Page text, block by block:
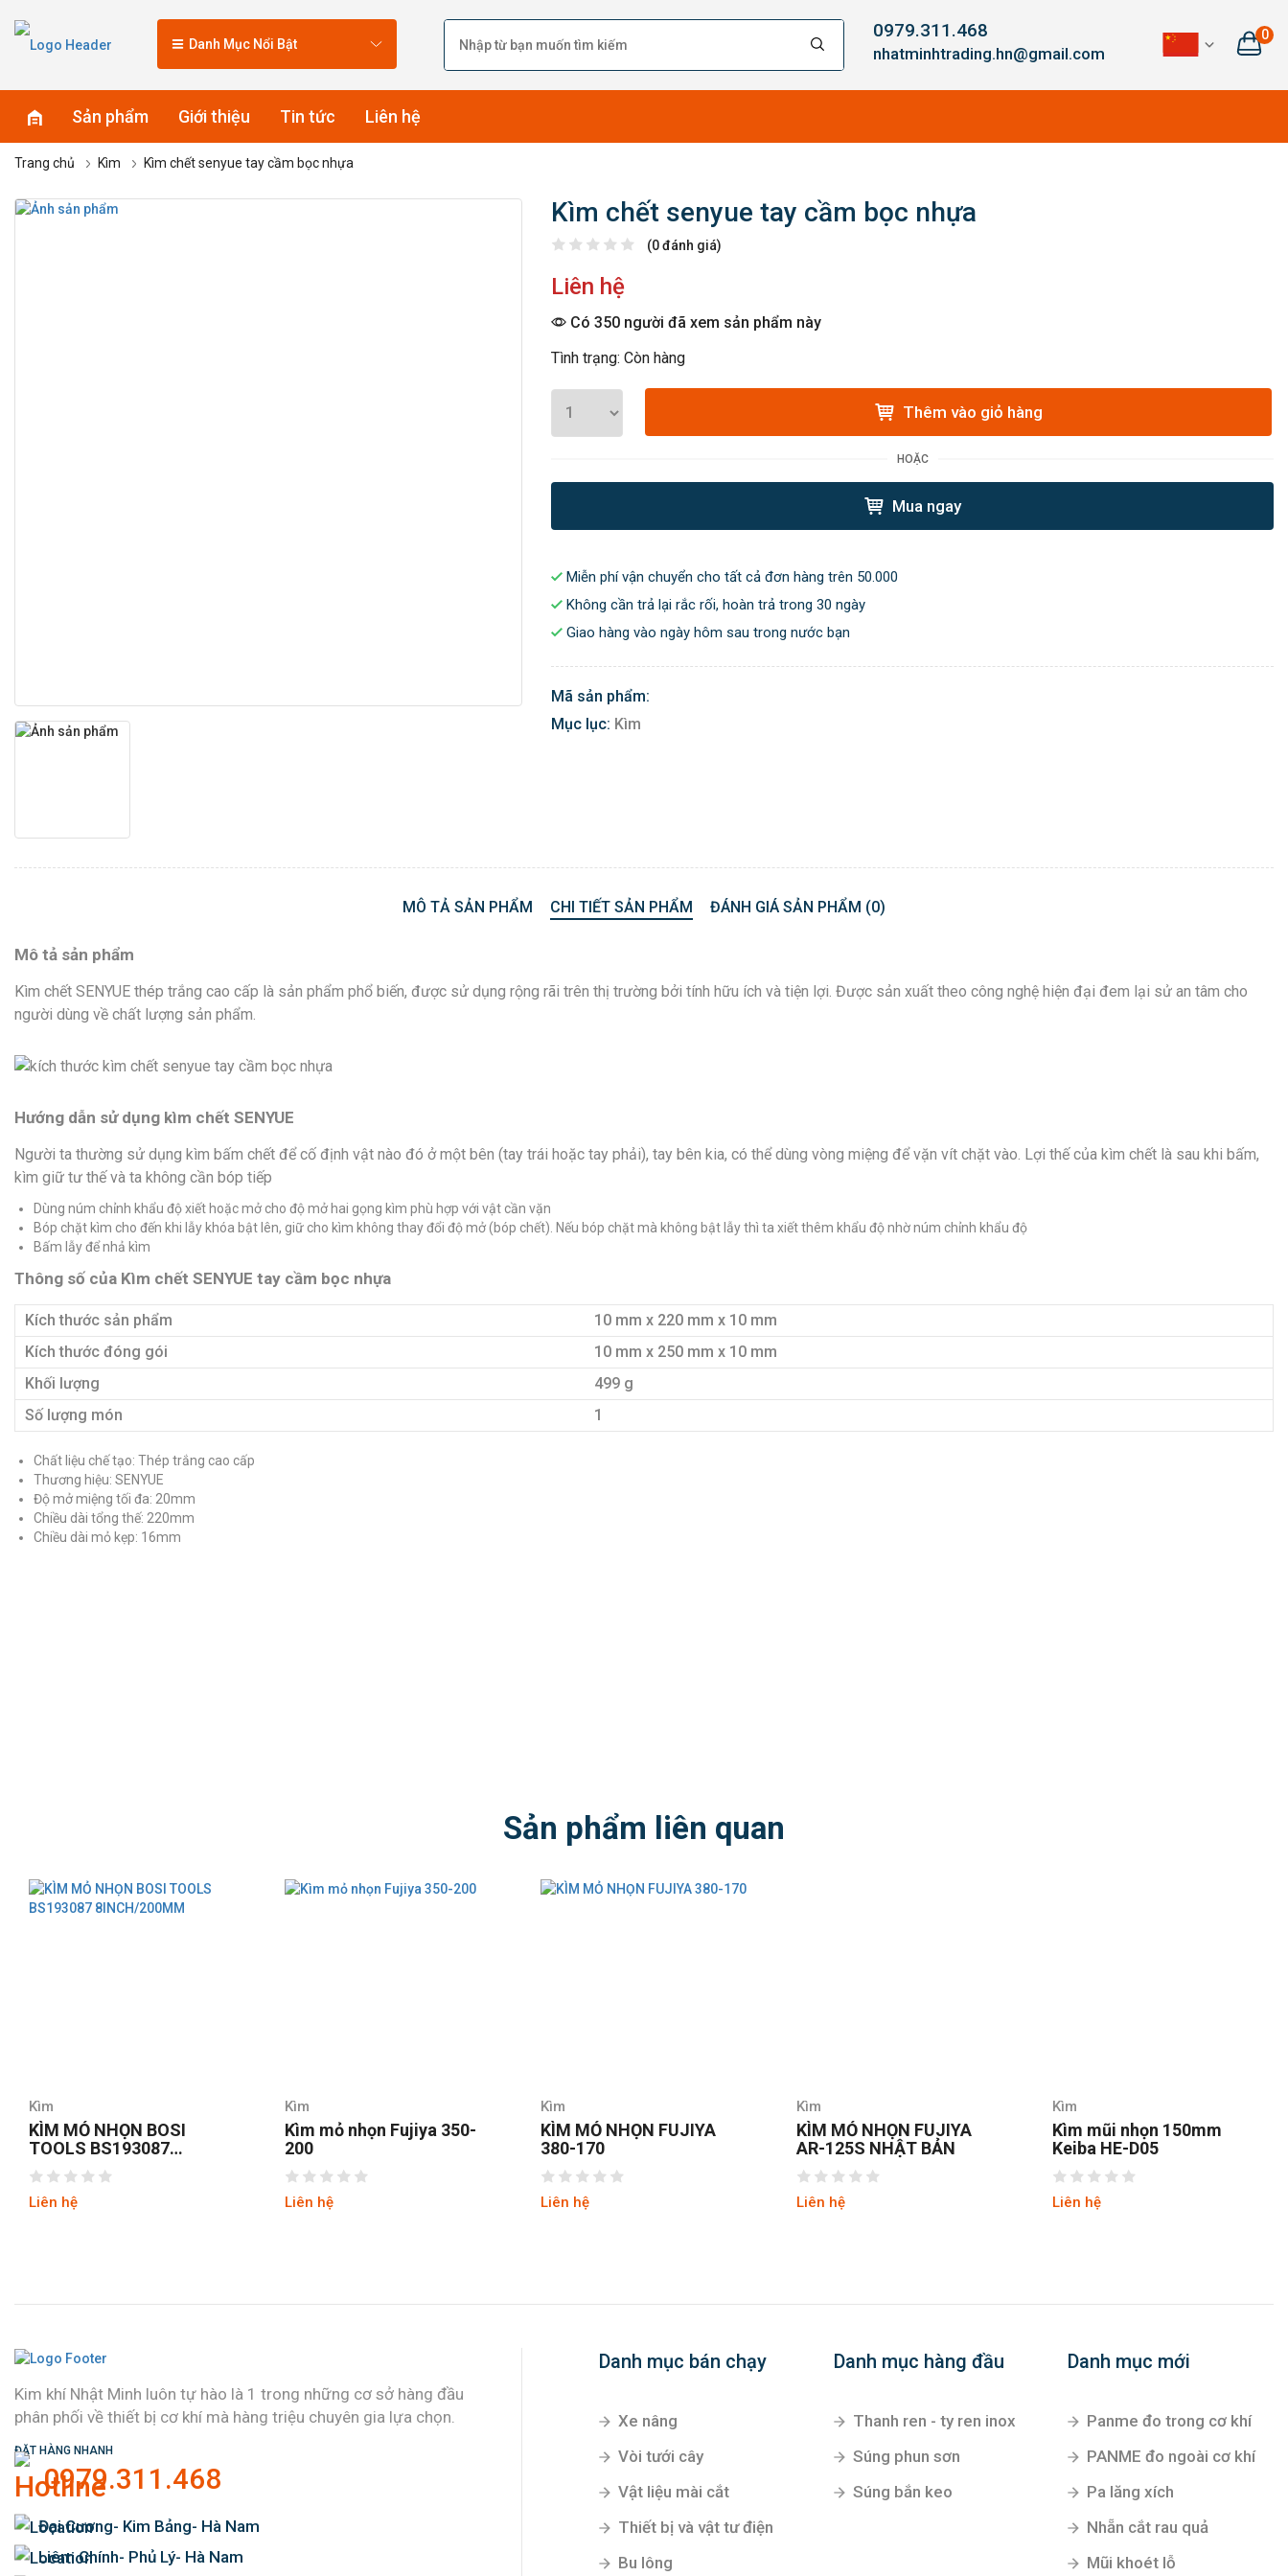
Danh Mục Nổi Bật
0979.311.468
nhatminhtrading.hn@gmail.com
0
Sản phẩm Giới thiệu Tin tức Liên hệ
Trang chủ Kìm Kìm chết senyue tay cầm bọc nhựa
Kìm chết senyue tay cầm bọc nhựa
(0 đánh giá)
Liên hệ
Có 350 người đã xem sản phẩm này
Tình trạng: Còn hàng
Thêm vào giỏ hàng
HOẶC
Mua ngay
Miễn phí vận chuyển cho tất cả đơn hàng trên 50.000
Không cần trả lại rắc rối, hoàn trả trong 30 ngày
Giao hàng vào ngày hôm sau trong nước bạn
Mã sản phẩm:
Mục lục: Kìm
MÔ TẢ SẢN PHẨM CHI TIẾT SẢN PHẨM ĐÁNH GIÁ SẢN PHẨM (0)
Mô tả sản phẩm
Kìm chết SENYUE thép trắng cao cấp là sản phẩm phổ biến, được sử dụng rộng rãi trên thị trường bởi tính hữu ích và tiện lợi. Được sản xuất theo công nghệ hiện đại đem lại sử an tâm cho
người dùng về chất lượng sản phẩm.
Hướng dẫn sử dụng kìm chết SENYUE
Người ta thường sử dụng kìm bấm chết để cố định vật nào đó ở một bên (tay trái hoặc tay phải), tay bên kia, có thể dùng vòng miệng để vặn vít chặt vào. Lợi thế của kìm chết là sau khi bấm,
kìm giữ tư thế và ta không cần bóp tiếp
Dùng núm chỉnh khẩu độ xiết hoặc mở cho độ mở hai gọng kìm phù hợp với vật cần vặn
Bóp chặt kìm cho đến khi lẫy khóa bật lên, giữ cho kìm không thay đổi độ mở (bóp chết). Nếu bóp chặt mà không bật lẫy thì ta xiết thêm khẩu độ nhờ núm chỉnh khẩu độ
Bấm lẫy để nhả kìm
Thông số của Kìm chết SENYUE tay cầm bọc nhựa
Kích thước sản phẩm
10 mm x 220 mm x 10 mm
Kích thước đóng gói
10 mm x 250 mm x 10 mm
Khối lượng
499 g
Số lượng món
1
Chất liệu chế tạo: Thép trắng cao cấp
Thương hiệu: SENYUE
Độ mở miệng tối đa: 20mm
Chiều dài tổng thế: 220mm
Chiều dài mỏ kẹp: 16mm
Sản phẩm liên quan
Kìm
KÌM MỎ NHỌN BOSI
TOOLS BS193087
8INCH/200MM
Liên hệ
Kìm
Kìm mỏ nhọn Fujiya 350-
200
Liên hệ
Kìm
KÌM MỎ NHỌN FUJIYA
380-170
Liên hệ
Kìm
KÌM MỎ NHỌN FUJIYA
AR-125S NHẬT BẢN
Liên hệ
Kìm
Kìm mũi nhọn 150mm
Keiba HE-D05
Liên hệ
Kim khí Nhật Minh luôn tự hào là 1 trong những cơ sở hàng đầu
phân phối về thiết bị cơ khí mà hàng triệu chuyên gia lựa chọn.
ĐẶT HÀNG NHANH
0979.311.468
Đại Cương- Kim Bảng- Hà Nam
Liêm Chính- Phủ Lý- Hà Nam
Danh mục bán chạy
Xe nâng
Vòi tưới cây
Vật liệu mài cắt
Thiết bị và vật tư điện
Bu lông
Danh mục hàng đầu
Thanh ren - ty ren inox
Súng phun sơn
Súng bắn keo
Danh mục mới
Panme đo trong cơ khí
PANME đo ngoài cơ khí
Pa lăng xích
Nhẵn cắt rau quả
Mũi khoét lỗ